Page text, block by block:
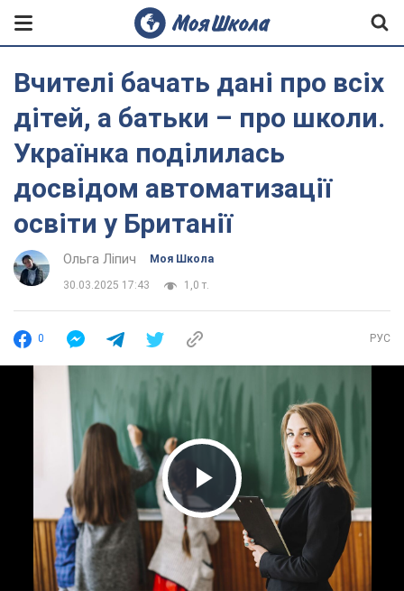
Вчителі бачать дані про всіх
дітей, а батьки – про школи.
Українка поділилась
досвідом автоматизації
освіти у Британії
Ольга Ліпич Моя Школа
30.03.2025 17:43 1,0 т.
0 РУС
Play Video